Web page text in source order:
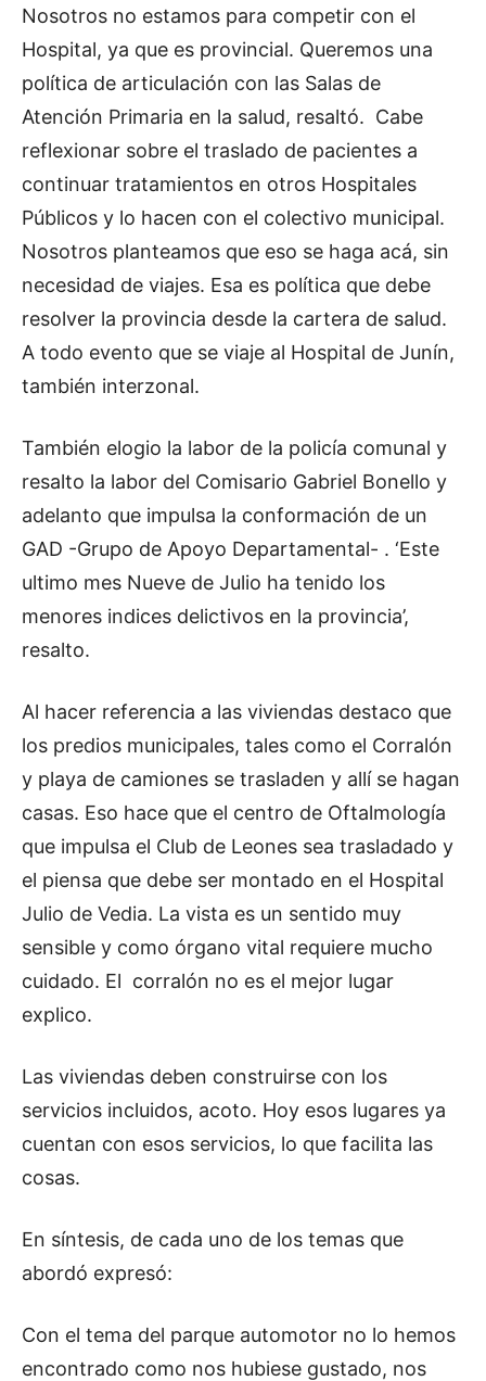
Nosotros no estamos para competir con el
Hospital, ya que es provincial. Queremos una
política de articulación con las Salas de
Atención Primaria en la salud, resaltó. Cabe
reflexionar sobre el traslado de pacientes a
continuar tratamientos en otros Hospitales
Públicos y lo hacen con el colectivo municipal.
Nosotros planteamos que eso se haga acá, sin
necesidad de viajes. Esa es política que debe
resolver la provincia desde la cartera de salud.
A todo evento que se viaje al Hospital de Junín,
también interzonal.
También elogio la labor de la policía comunal y
resalto la labor del Comisario Gabriel Bonello y
adelanto que impulsa la conformación de un
GAD -Grupo de Apoyo Departamental- . ‘Este
ultimo mes Nueve de Julio ha tenido los
menores indices delictivos en la provincia’,
resalto.
Al hacer referencia a las viviendas destaco que
los predios municipales, tales como el Corralón
y playa de camiones se trasladen y allí se hagan
casas. Eso hace que el centro de Oftalmología
que impulsa el Club de Leones sea trasladado y
el piensa que debe ser montado en el Hospital
Julio de Vedia. La vista es un sentido muy
sensible y como órgano vital requiere mucho
cuidado. El corralón no es el mejor lugar
explico.
Las viviendas deben construirse con los
servicios incluidos, acoto. Hoy esos lugares ya
cuentan con esos servicios, lo que facilita las
cosas.
En síntesis, de cada uno de los temas que
abordó expresó:
Con el tema del parque automotor no lo hemos
encontrado como nos hubiese gustado, nos